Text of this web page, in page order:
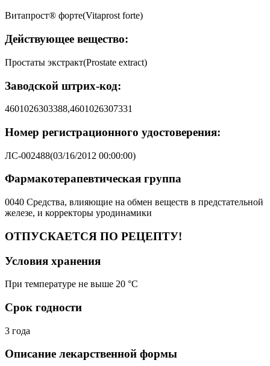
Витапрост® форте(Vitaprost forte)
Действующее вещество:
Простаты экстракт(Prostate extract)
Заводской штрих-код:
4601026303388,4601026307331
Номер регистрационного удостоверения:
ЛС-002488(03/16/2012 00:00:00)
Фармакотерапевтическая группа
0040 Средства, влияющие на обмен веществ в предстательной
железе, и корректоры уродинамики
ОТПУСКАЕТСЯ ПО РЕЦЕПТУ!
Условия хранения
При температуре не выше 20 °C
Срок годности
3 года
Описание лекарственной формы